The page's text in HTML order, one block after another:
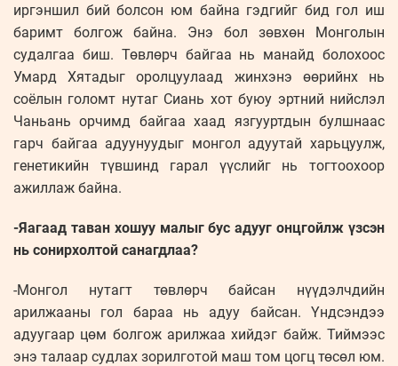
иргэншил бий болсон юм байна гэдгийг бид гол иш
баримт болгож байна. Энэ бол зөвхөн Монголын
судалгаа биш. Төвлөрч байгаа нь манайд болохоос
Умард Хятадыг оролцуулаад жинхэнэ өөрийнх нь
соёлын голомт нутаг Сиань хот буюу эртний нийслэл
Чаньань орчимд байгаа хаад язгууртдын булшнаас
гарч байгаа адуунуудыг монгол адуутай харьцуулж,
генетикийн түвшинд гарал үүслийг нь тогтоохоор
ажиллаж байна.
-Яагаад таван хошуу малыг бус адууг онцгойлж үзсэн
нь сонирхолтой санагдлаа?
-Монгол нутагт төвлөрч байсан нүүдэлчдийн
арилжааны гол бараа нь адуу байсан. Үндсэндээ
адуугаар цөм болгож арилжаа хийдэг байж. Тиймээс
энэ талаар судлах зорилготой маш том цогц төсөл юм.